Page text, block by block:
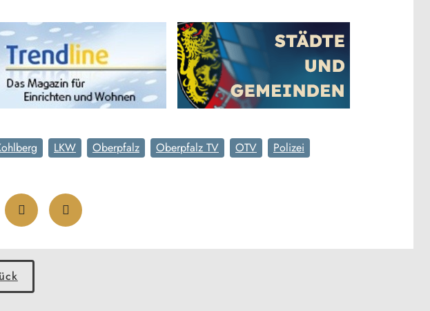
LKW Oberpfalz Oberpfalz TV OTV Polizei